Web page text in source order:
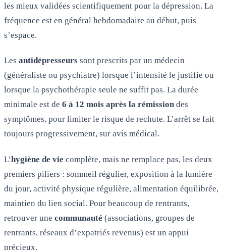
les mieux validées scientifiquement pour la dépression. La
fréquence est en général hebdomadaire au début, puis
s’espace.
Les antidépresseurs sont prescrits par un médecin
(généraliste ou psychiatre) lorsque l’intensité le justifie ou
lorsque la psychothérapie seule ne suffit pas. La durée
minimale est de 6 à 12 mois après la rémissiondes
symptômes, pour limiter le risque de rechute. L’arrêt se fait
toujours progressivement, sur avis médical.
L’hygiène de vie complète, mais ne remplace pas, les deux
premiers piliers : sommeil régulier, exposition à la lumière
du jour, activité physique régulière, alimentation équilibrée,
maintien du lien social. Pour beaucoup de rentrants,
retrouver une communauté (associations, groupes de
rentrants, réseaux d’expatriés revenus) est un appui
précieux.